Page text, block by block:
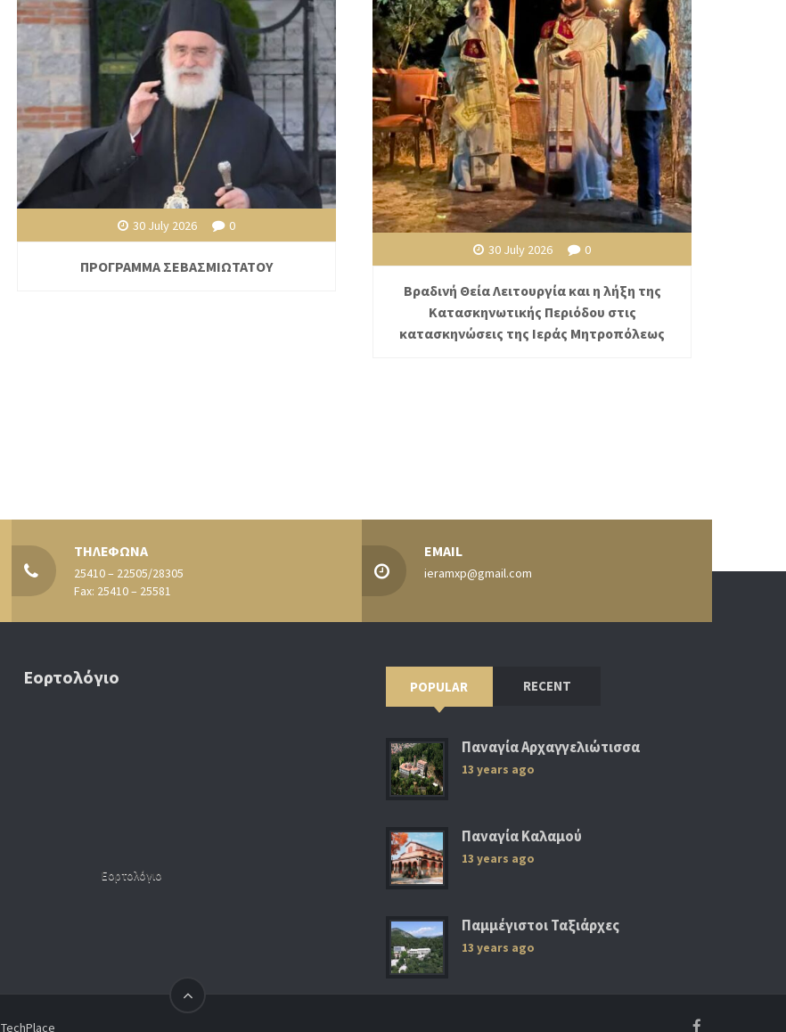
30 July 2026 0
ΠΡΟΓΡΑΜΜΑ ΣΕΒΑΣΜΙΩΤΑΤΟΥ
30 July 2026 0
Βραδινή Θεία Λειτουργία και η λήξη της
Κατασκηνωτικής Περιόδου στις
κατασκηνώσεις της Ιεράς Μητροπόλεως
ΤΗΛΕΦΩΝΑ
25410 – 22505/28305
Fax: 25410 – 25581
EMAIL
ieramxp@gmail.com
Εορτολόγιο
Εορτολόγιο
POPULAR RECENT
Παναγία Αρχαγγελιώτισσα
13 years ago
Παναγία Καλαμού
13 years ago
Παμμέγιστοι Ταξιάρχες
13 years ago
TechPlace